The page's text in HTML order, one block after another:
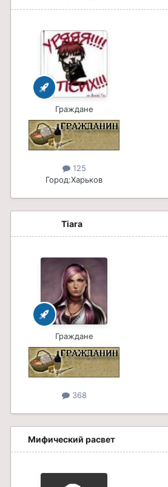
Граждане
125
Город:Харьков
Tiara
Граждане
368
Мифический расвет